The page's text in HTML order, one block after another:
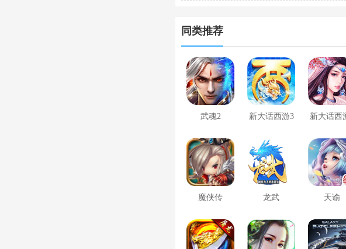
同类推荐
武魂2 新大话西游3 新大话西
魔侠传 龙武 天谕